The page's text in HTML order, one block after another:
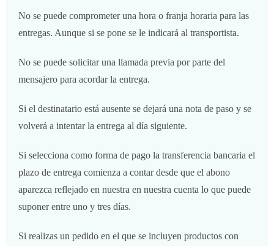
No se puede comprometer una hora o franja horaria para las
entregas. Aunque si se pone se le indicará al transportista.
No se puede solicitar una llamada previa por parte del
mensajero para acordar la entrega.
Si el destinatario está ausente se dejará una nota de paso y se
volverá a intentar la entrega al día siguiente.
Si selecciona como forma de pago la transferencia bancaria el
plazo de entrega comienza a contar desde que el abono
aparezca reflejado en nuestra en nuestra cuenta lo que puede
suponer entre uno y tres días.
Si realizas un pedido en el que se incluyen productos con